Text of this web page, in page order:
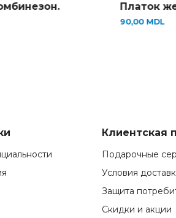
Платок женский.
Клиентская
Подарочные
Условия
Защита
Скидки и акции